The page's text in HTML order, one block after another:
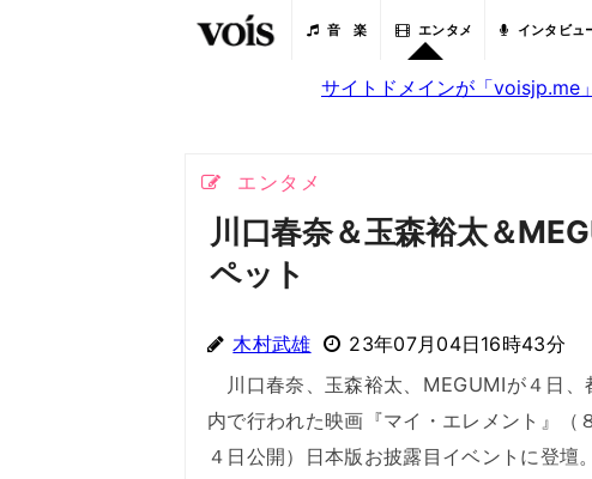
音 楽 エンタメ インタビュ
サイトドメインが「voisjp.me
エンタメ
川口春奈＆玉森裕太＆
ペット
木村武雄 23年07月04日16時43分
川口春奈、玉森裕太、MEGUMIが４日、
内で行われた映画『マイ・エレメント』（
４日公開）日本版お披露目イベントに登壇